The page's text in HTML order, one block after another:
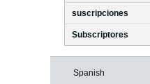
suscripciones
Subscriptores
Spanish